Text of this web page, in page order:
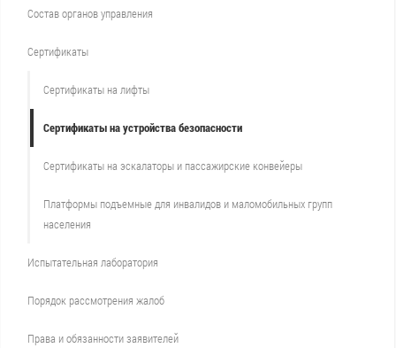
Состав органов управления
Сертификаты
Сертификаты на лифты
Сертификаты на устройства безопасности
Сертификаты на эскалаторы и пассажирские конвейеры
Платформы подъемные для инвалидов и маломобильных групп
населения
Испытательная лаборатория
Порядок рассмотрения жалоб
Права и обязанности заявителей